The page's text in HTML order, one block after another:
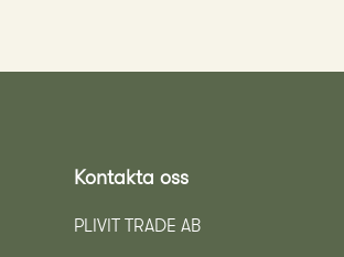
Kontakta oss
PLIVIT TRADE AB